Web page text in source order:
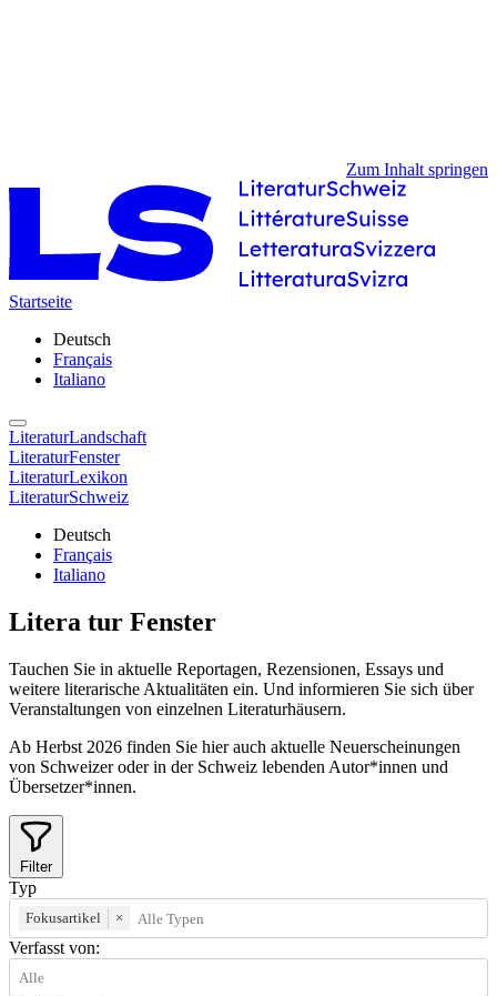
Zum Inhalt springen
Startseite
Deutsch
Français
Italiano
LiteraturLandschaft
LiteraturFenster
LiteraturLexikon
LiteraturSchweiz
Deutsch
Français
Italiano
Litera tur Fenster
Tauchen Sie in aktuelle Reportagen, Rezensionen, Essays und
weitere literarische Aktualitäten ein. Und informieren Sie sich über
Veranstaltungen von einzelnen Literaturhäusern.
Ab Herbst 2026 finden Sie hier auch aktuelle Neuerscheinungen
von Schweizer oder in der Schweiz lebenden Autor*innen und
Übersetzer*innen.
Filter
Typ
Fokusartikel ×
Verfasst von: